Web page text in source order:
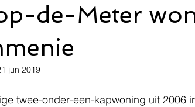
de-Meter
jun 2019
twee-onder-een-kapwoning uit 2006